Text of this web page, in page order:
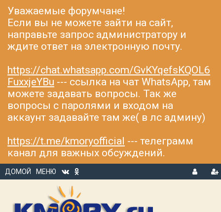
Уважаемые форумчане!
Если вы не можете зайти на сайт,
направьте запрос администратору и
ждите ответ на электронную почту.
https://chat.whatsapp.com/GvKYqefsKQOL6
FuxxjeYBu --- ссылка на чат WhatsApp, там
можете задавать вопросы. Так же
вопросы с паролями и входом на
аккаунт задавайте там же( в лс админу)
https://t.me/kmoryofficial --- телеграмм
канал для важных обсуждений.
ДОМОЙ
МЕНЮ
В
Р